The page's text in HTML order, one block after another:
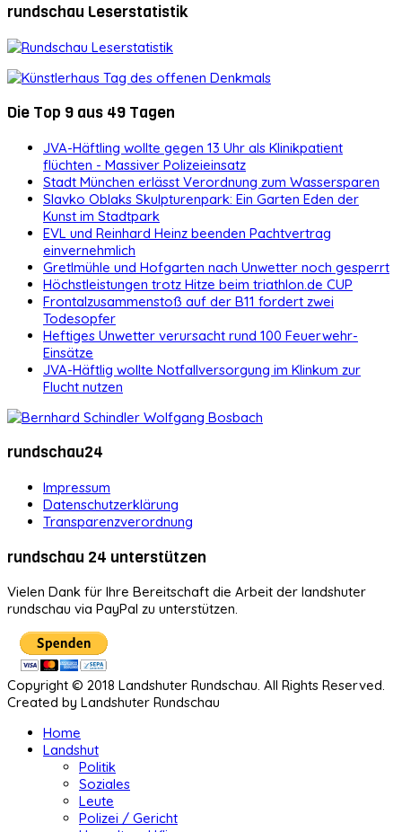
rundschau Leserstatistik
Die Top 9 aus 49 Tagen
JVA-Häftling wollte gegen 13 Uhr als Klinikpatient
flüchten - Massiver Polizeieinsatz
Stadt München erlässt Verordnung zum Wassersparen
Slavko Oblaks Skulpturenpark: Ein Garten Eden der
Kunst im Stadtpark
EVL und Reinhard Heinz beenden Pachtvertrag
einvernehmlich
Gretlmühle und Hofgarten nach Unwetter noch gesperrt
Höchstleistungen trotz Hitze beim triathlon.de CUP
Frontalzusammenstoß auf der B11 fordert zwei
Todesopfer
Heftiges Unwetter verursacht rund 100 Feuerwehr-
Einsätze
JVA-Häftlig wollte Notfallversorgung im Klinkum zur
Flucht nutzen
rundschau24
Impressum
Datenschutzerklärung
Transparenzverordnung
rundschau 24 unterstützen
Vielen Dank für Ihre Bereitschaft die Arbeit der landshuter
rundschau via PayPal zu unterstützen.
Copyright © 2018 Landshuter Rundschau. All Rights Reserved.
Created by Landshuter Rundschau
Home
Landshut
Politik
Soziales
Leute
Polizei / Gericht